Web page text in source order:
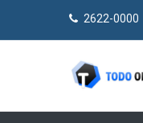
2622-0000​